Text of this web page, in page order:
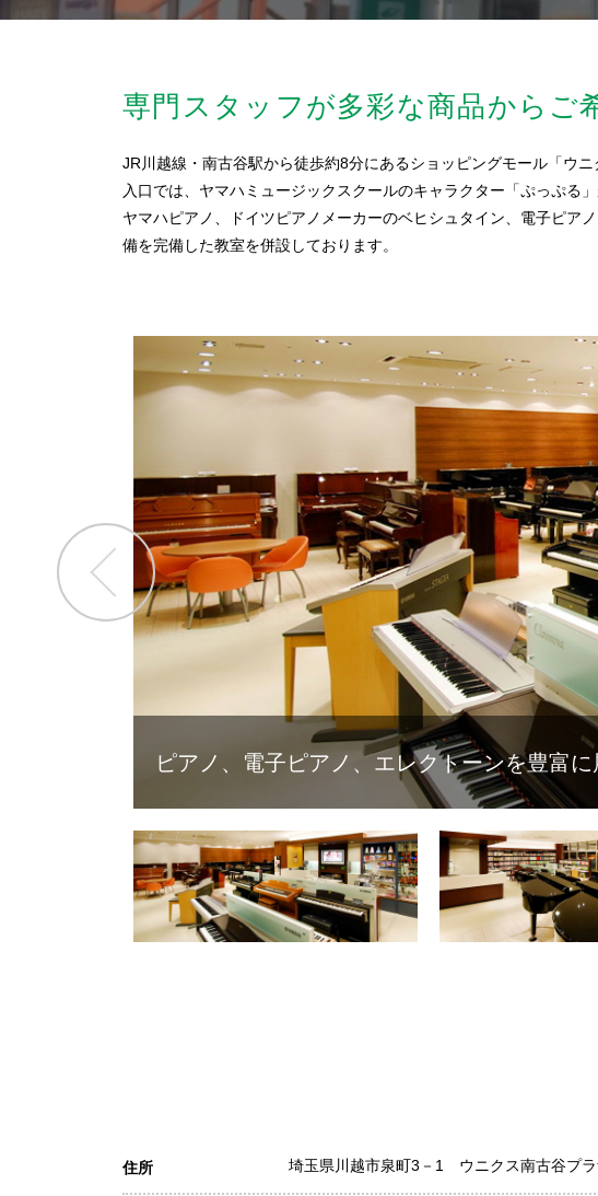
専門スタッフが多彩な商品からご
JR川越線・南古谷駅から徒歩約8分にあるショッピングモール「ウニ
入口では、ヤマハミュージックスクールのキャラクター「ぷっぷる」
ヤマハピアノ、ドイツピアノメーカーのベヒシュタイン、電子ピア
備を完備した教室を併設しております。
ピアノ、電子ピアノ、エレクトーンを豊富
住所 埼玉県川越市泉町3－1 ウニクス南古谷プ